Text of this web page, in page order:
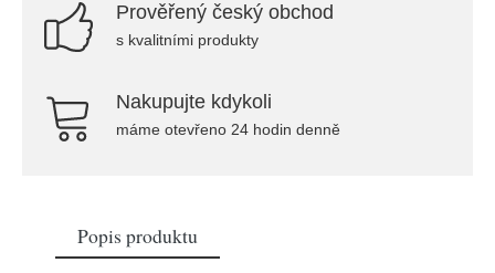
Prověřený český obchod
s kvalitními produkty
Nakupujte kdykoli
máme otevřeno 24 hodin denně
Popis produktu